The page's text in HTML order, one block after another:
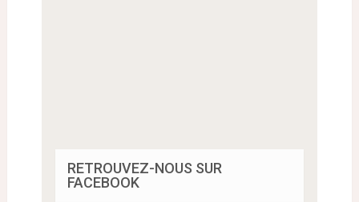
RETROUVEZ-NOUS SUR
FACEBOOK